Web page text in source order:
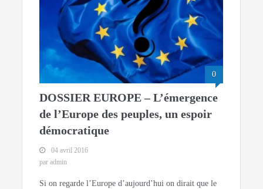
0
DOSSIER EUROPE – L’émergence
de l’Europe des peuples, un espoir
démocratique
04 avril 2016
par admin
Si on regarde l’Europe d’aujourd’hui on dirait que le